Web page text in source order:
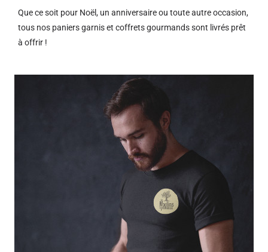
Que ce soit pour Noël, un anniversaire ou toute autre occasion,
tous nos paniers garnis et coffrets gourmands sont livrés prêt
à offrir !